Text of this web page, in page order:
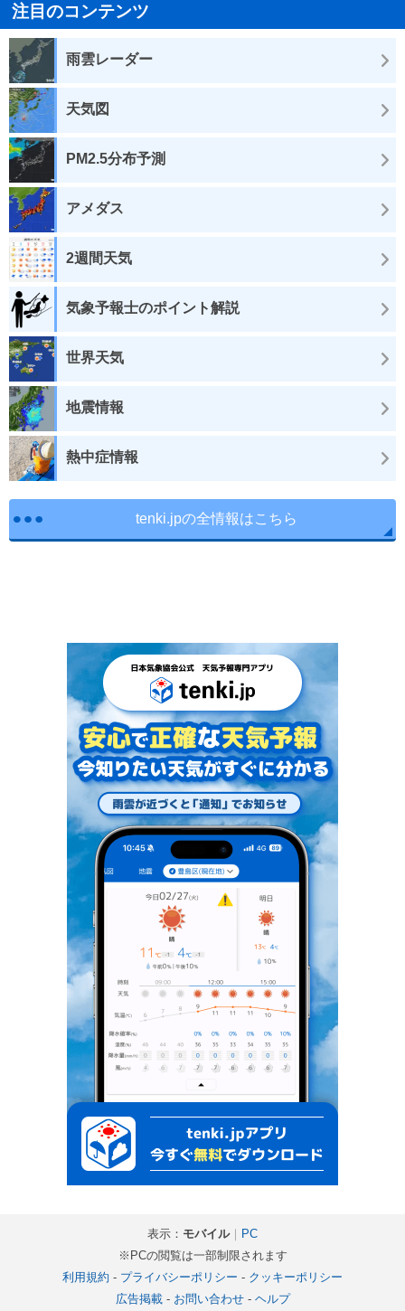
注目のコンテンツ
雨雲レーダー
天気図
PM2.5分布予測
アメダス
2週間天気
気象予報士のポイント解説
世界天気
地震情報
熱中症情報
tenki.jpの全情報はこちら
表示： モバイル｜ PC
※PCの閲覧は一部制限されます
利用規約 - プライバシーポリシー - クッキーポリシー
広告掲載- お問い合わせ- ヘルプ